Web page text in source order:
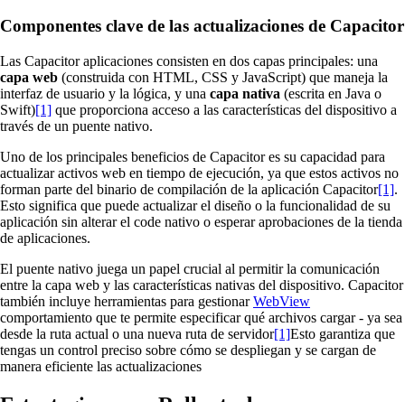
Componentes clave de las actualizaciones de Capacitor
Las Capacitor aplicaciones consisten en dos capas principales: una
capa web (construida con HTML, CSS y JavaScript) que maneja la
interfaz de usuario y la lógica, y una capa nativa (escrita en Java o
Swift)[1] que proporciona acceso a las características del dispositivo a
través de un puente nativo.
Uno de los principales beneficios de Capacitor es su capacidad para
actualizar activos web en tiempo de ejecución, ya que estos activos no
forman parte del binario de compilación de la aplicación Capacitor[1].
Esto significa que puede actualizar el diseño o la funcionalidad de su
aplicación sin alterar el code nativo o esperar aprobaciones de la tienda
de aplicaciones.
El puente nativo juega un papel crucial al permitir la comunicación
entre la capa web y las características nativas del dispositivo. Capacitor
también incluye herramientas para gestionarWebView
comportamiento que te permite especificar qué archivos cargar - ya sea
desde la ruta actual o una nueva ruta de servidor[1]Esto garantiza que
tengas un control preciso sobre cómo se despliegan y se cargan de
manera eficiente las actualizaciones